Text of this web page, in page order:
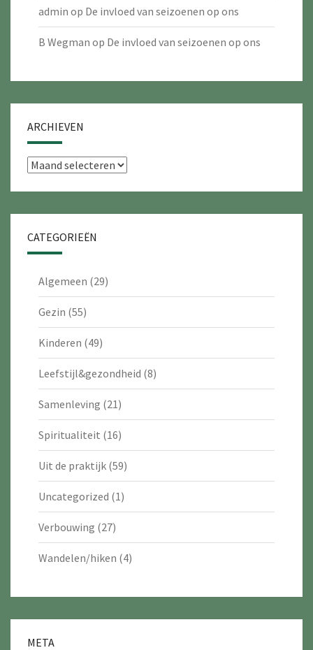
admin op De invloed van seizoenen op ons
B Wegman op De invloed van seizoenen op ons
ARCHIEVEN
Archieven
CATEGORIEËN
Algemeen (29)
Gezin (55)
Kinderen (49)
Leefstijl&gezondheid (8)
Samenleving (21)
Spiritualiteit (16)
Uit de praktijk (59)
Uncategorized (1)
Verbouwing (27)
Wandelen/hiken (4)
META